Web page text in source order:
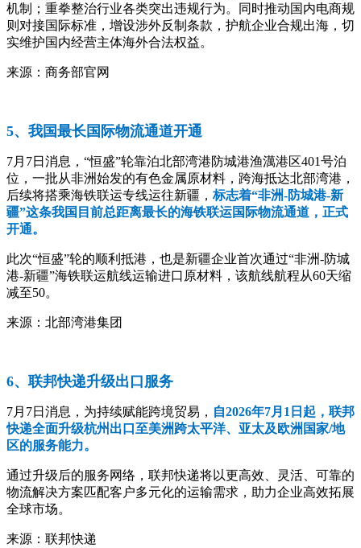
机制；重拳整治行业各类突出违规行为。同时推动国内电商规
则对接国际标准，增设涉外反制条款，护航企业合规出海，切
实维护国内经营主体海外合法权益。
来源：商务部官网
5、我国最长国际物流通道开通
7月7日消息，“恒盛”轮靠泊北部湾港防城港渔澫港区401号泊
位，一批从非洲始发的有色金属原材料，跨海抵达北部湾港，
后续将搭乘海铁联运专线运往新疆， 标志着“非洲-防城港-新
疆”这条我国目前总距离最长的海铁联运国际物流通道，正式
开通。
此次“恒盛”轮的顺利抵港，也是新疆企业首次通过“非洲-防城
港-新疆”海铁联运航线运输进口原材料，该航线航程从60天缩
减至50。
来源：北部湾港集团
6、联邦快递升级出口服务
7月7日消息，为持续赋能跨境贸易， 自2026年7月1日起，联邦
快递全面升级杭州出口至美洲跨太平洋、亚太及欧洲国家/地
区的服务能力。
通过升级后的服务网络，联邦快递将以更高效、灵活、可靠的
物流解决方案匹配客户多元化的运输需求，助力企业高效拓展
全球市场。
来源：联邦快递